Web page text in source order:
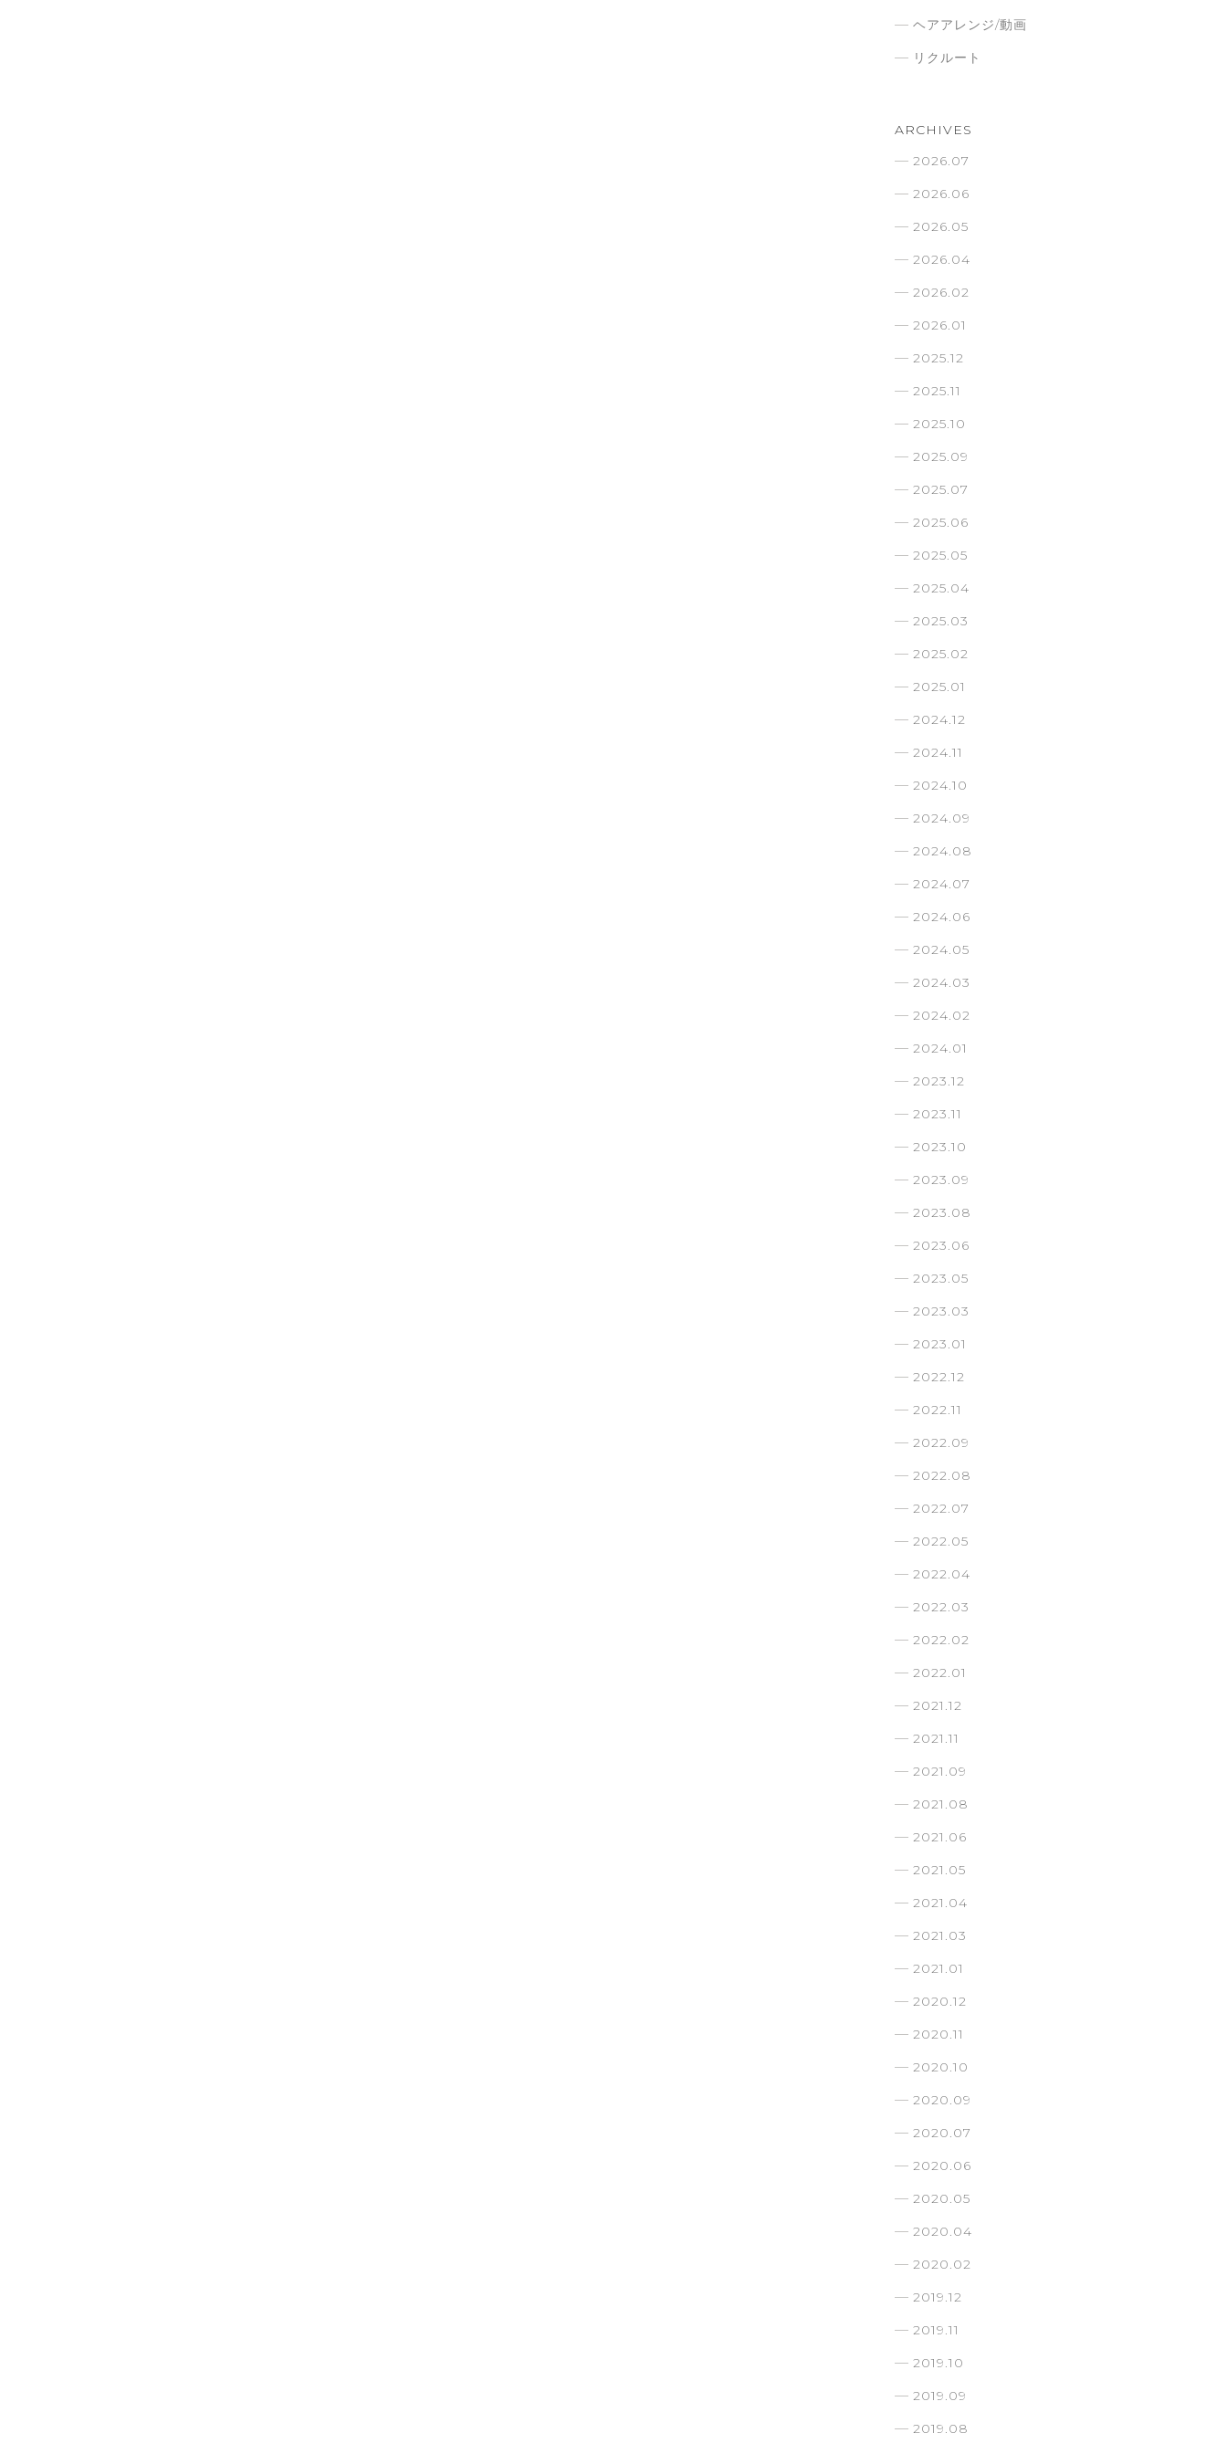
ヘアアレンジ/動画
リクルート
ARCHIVES
2026.07
2026.06
2026.05
2026.04
2026.02
2026.01
2025.12
2025.11
2025.10
2025.09
2025.07
2025.06
2025.05
2025.04
2025.03
2025.02
2025.01
2024.12
2024.11
2024.10
2024.09
2024.08
2024.07
2024.06
2024.05
2024.03
2024.02
2024.01
2023.12
2023.11
2023.10
2023.09
2023.08
2023.06
2023.05
2023.03
2023.01
2022.12
2022.11
2022.09
2022.08
2022.07
2022.05
2022.04
2022.03
2022.02
2022.01
2021.12
2021.11
2021.09
2021.08
2021.06
2021.05
2021.04
2021.03
2021.01
2020.12
2020.11
2020.10
2020.09
2020.07
2020.06
2020.05
2020.04
2020.02
2019.12
2019.11
2019.10
2019.09
2019.08